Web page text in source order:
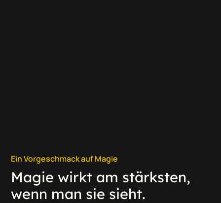
Ein Vorgeschmack auf Magie
Magie wirkt am stärksten,
wenn man sie sieht.